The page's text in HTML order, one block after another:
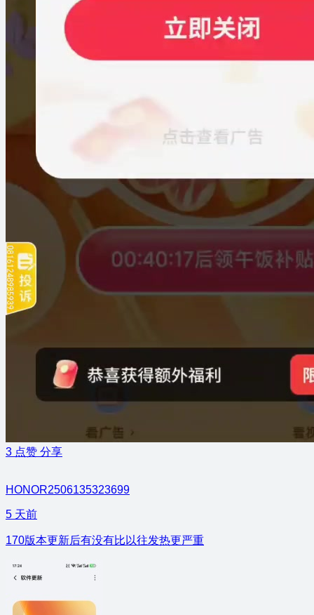
3 点赞 分享
HONOR2506135323699
5 天前
170版本更新后有没有比以往发热更严重